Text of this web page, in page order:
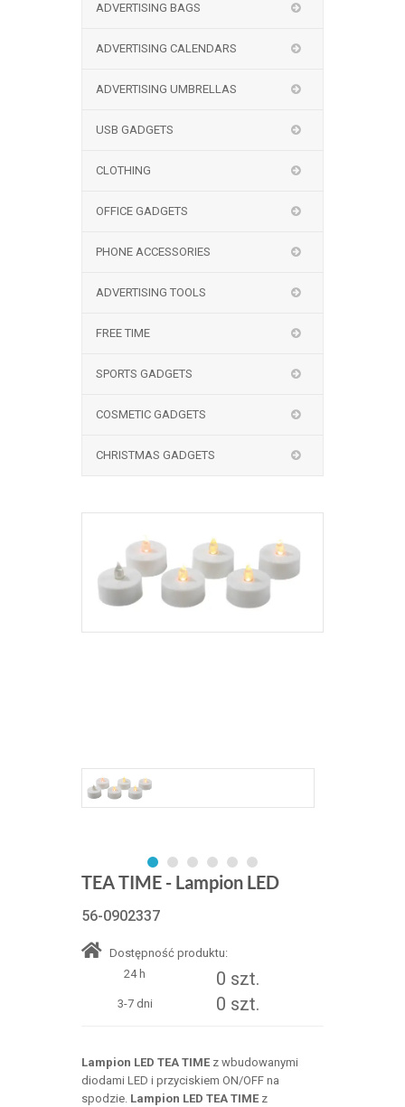
ADVERTISING BAGS
ADVERTISING CALENDARS
ADVERTISING UMBRELLAS
USB GADGETS
CLOTHING
OFFICE GADGETS
PHONE ACCESSORIES
ADVERTISING TOOLS
FREE TIME
SPORTS GADGETS
COSMETIC GADGETS
CHRISTMAS GADGETS
TEA TIME - Lampion LED
56-0902337
Dostępność produktu:
24 h
0 szt.
3-7 dni 0 szt.
Lampion LED TEA TIMEz wbudowanymi
diodami LED i przyciskiem ON/OFF na
spodzie. Lampion LED TEA TIMEz